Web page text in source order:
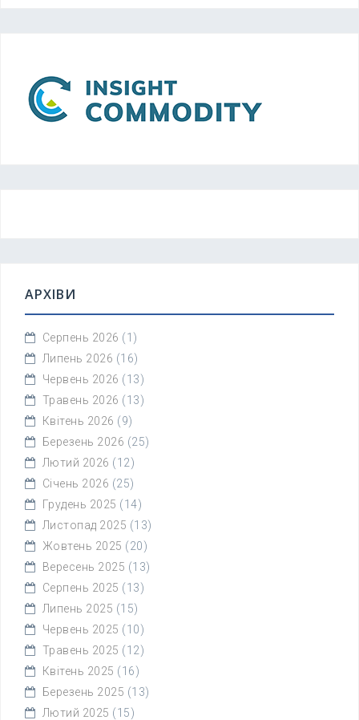
АРХІВИ
Серпень 2026 (1)
Липень 2026 (16)
Червень 2026 (13)
Травень 2026 (13)
Квітень 2026 (9)
Березень 2026 (25)
Лютий 2026 (12)
Січень 2026 (25)
Грудень 2025 (14)
Листопад 2025 (13)
Жовтень 2025 (20)
Вересень 2025 (13)
Серпень 2025 (13)
Липень 2025 (15)
Червень 2025 (10)
Травень 2025 (12)
Квітень 2025 (16)
Березень 2025 (13)
Лютий 2025 (15)